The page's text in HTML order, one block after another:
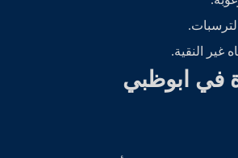
غير النقية.
في ابوظبي